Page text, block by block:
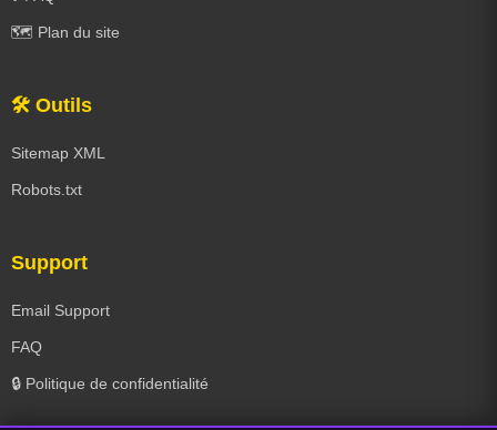
🗺️ Plan du site
🛠️ Outils
Sitemap XML
Robots.txt
Support
Email Support
FAQ
🔒 Politique de confidentialité